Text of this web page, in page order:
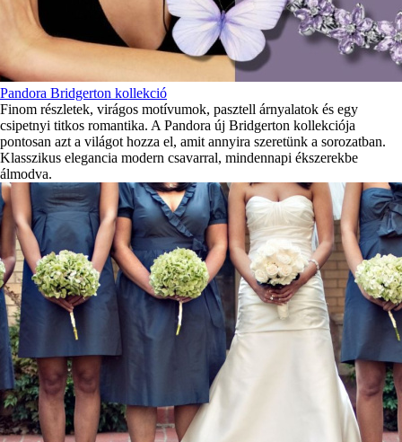
Pandora Bridgerton kollekció
Finom részletek, virágos motívumok, pasztell árnyalatok és egy
csipetnyi titkos romantika. A Pandora új Bridgerton kollekciója
pontosan azt a világot hozza el, amit annyira szeretünk a sorozatban.
Klasszikus elegancia modern csavarral, mindennapi ékszerekbe
álmodva.